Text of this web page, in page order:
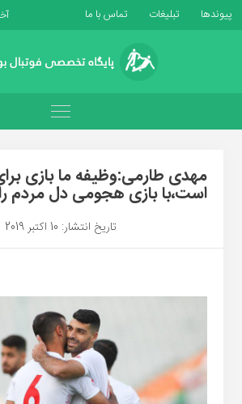
پیوندها تبلیغات تماس با ما
مهدی طارمی:وظیفه ما بازی
است،با بازی هجومی دل مردم
تاریخ انتشار: 10 اکتبر 2019